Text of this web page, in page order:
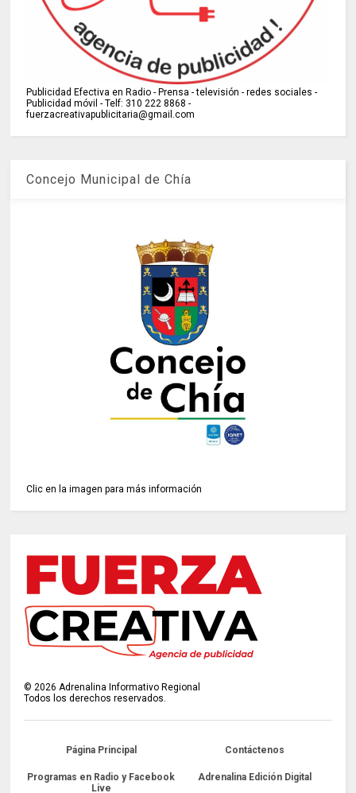
Publicidad Efectiva en Radio - Prensa - televisión - redes sociales -
Publicidad móvil - Telf: 310 222 8868 -
fuerzacreativapublicitaria@gmail.com
Concejo Municipal de Chía
Clic en la imagen para más información
©2026 Adrenalina Informativo Regional
Todos los derechos reservados.
Página Principal Contáctenos
Programas en Radio y Facebook
Live
Adrenalina Edición Digital